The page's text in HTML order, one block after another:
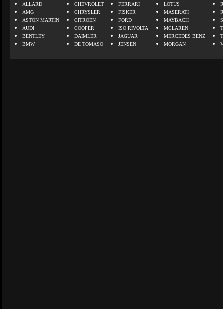
ALLARD
AMG
ASTON MARTIN
AUDI
BENTLEY
BMW
CHEVROLET
CHRYSLER
CITROEN
COOPER
DAIMLER
DE TOMASO
FERRARI
FISKER
FORD
ISO RIVOLTA
JAGUAR
JENSEN
LOTUS
MASERATI
MAYBACH
MCLAREN
MERCEDES BENZ
MORGAN